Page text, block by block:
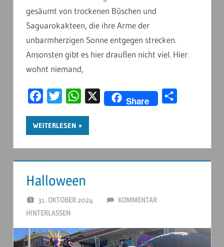
gesäumt von trockenen Büschen und
Saguarokakteen, die ihre Arme der
unbarmherzigen Sonne entgegen strecken.
Ansonsten gibt es hier draußen nicht viel. Hier
wohnt niemand,
FacebookTwitter WhatsApp
X Share
WEITERLESEN
Halloween
31. OKTOBER 2024 ANDERSTOUREN
KOMMENTAR
HINTERLASSEN